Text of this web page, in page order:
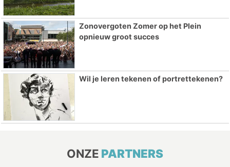
Zonovergoten Zomer op het Plein
opnieuw groot succes
Wil je leren tekenen of portrettekenen?
ONZE PARTNERS